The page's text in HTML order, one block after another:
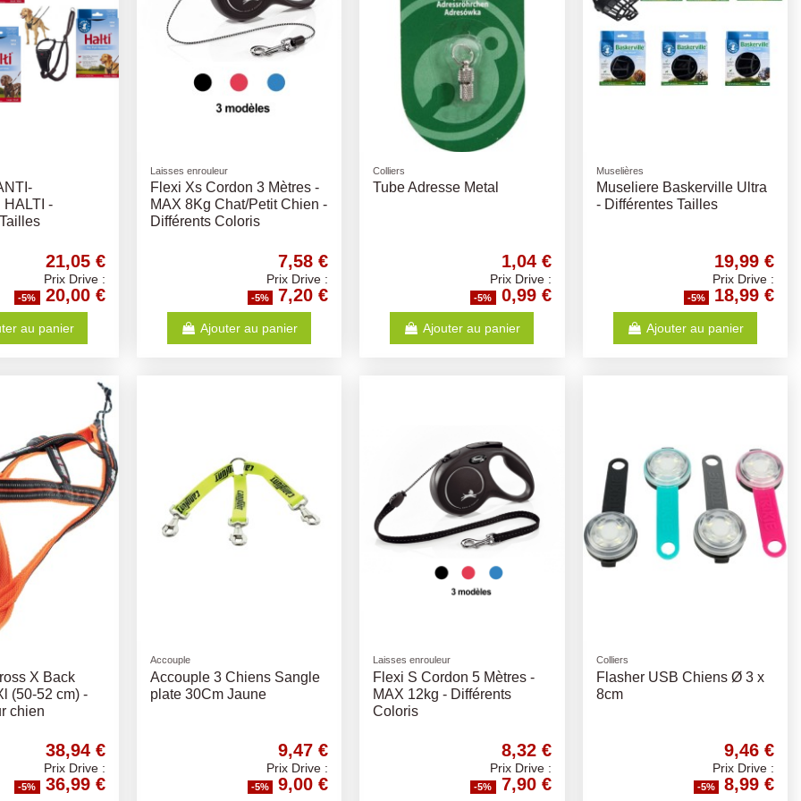
HALTI -
21,05 €
Prix Drive :
-5% 20,00 €
au panier
Laisses enrouleur
Flexi Xs Cordon 3 Mètres -
MAX 8Kg Chat/Petit Chien -
Différents Coloris
7,58 €
Prix Drive :
-5% 7,20 €
Ajouter au panier
Colliers
Tube Adresse Metal
1,04 €
Prix Drive :
-5% 0,99 €
Ajouter au panier
Muselières
Museliere Baskerville Ultra
- Différentes Tailles
19,99 €
Prix Drive :
-5% 18,99 €
Ajouter au panier
X Back
(50-52 cm) -
chien
38,94 €
Prix Drive :
-5% 36,99 €
Accouple
Accouple 3 Chiens Sangle
plate 30Cm Jaune
9,47 €
Prix Drive :
-5% 9,00 €
Laisses enrouleur
Flexi S Cordon 5 Mètres -
MAX 12kg - Différents
Coloris
8,32 €
Prix Drive :
-5% 7,90 €
Colliers
Flasher USB Chiens Ø 3 x
8cm
9,46 €
Prix Drive :
-5% 8,99 €